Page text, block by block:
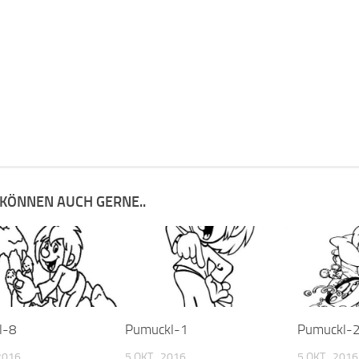
AUCH GERNE..
8 Pumuckl-1 Pumuckl-